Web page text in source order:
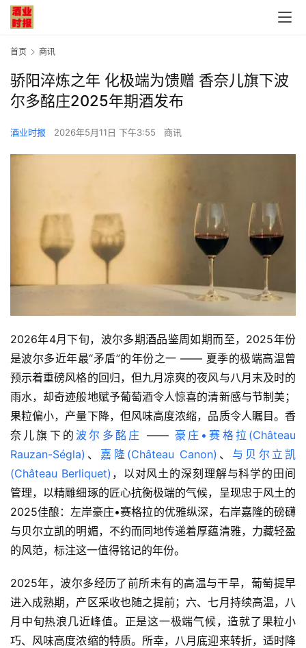
首页 商讯
骄阳淬炼之年 化极端为馈赠 香奈儿旗下波
尔多酩庄2025年期酒发布
酒业时报 2026年5月11日 下午3:55 商讯
2026年4月下旬，波尔多期酒品鉴周如期而至，2025年份
是波尔多近年最“矛盾”的年份之一 —— 夏季的极端高温曾
预示着重磅风格的回归，但九月凉爽的夜风与八月末及时的
雨水，却奇迹般地赋予葡萄酒令人惊喜的清新感与节制美；
果粒偏小，产量下降，但风味高度浓缩，品质令人瞩目。香
奈儿旗下的波尔多酩庄 —— 豪庄•赛格拉(Château
Rauzan-Ségla) 、 嘉隆(Château Canon) 、 与贝尔立凯
(Château Berliquet) ，以对风土的深刻理解与科学的田间
管理，以精雕细琢的匠心抗衡极端的气候，呈现忠于风土的
2025佳酿：左岸豪庄•赛格拉的优雅纵深，右岸嘉隆的磅礴
与贝尔立凯的明媚，不约而同地传递着厚蕴清雅，力藏轻盈
的风范，标注这一值得铭记的年份。
2025年，波尔多经历了前所未有的高温与干旱，葡萄提早
进入成熟期，产区采收也随之提前；六、七月持续高温，八
月中旬热浪几近峰值。正是这一极端气候，造就了果粒小
巧、风味高度浓缩的特质。所幸，八月底迎来转折，适时降